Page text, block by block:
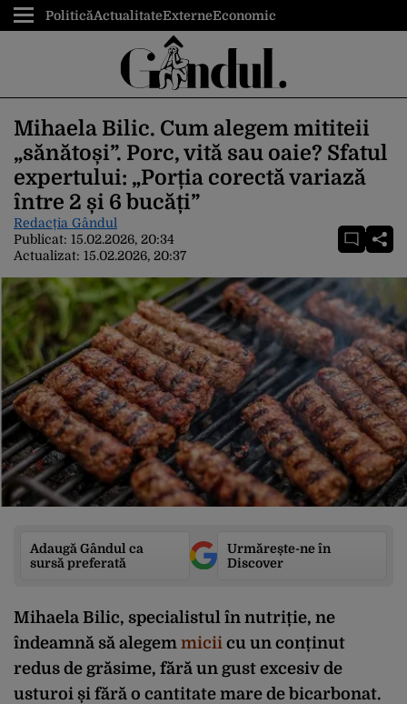
PoliticăActualitateExterneEconomic
Mihaela Bilic. Cum alegem mititeii
„sănătoși”. Porc, vită sau oaie? Sfatul
expertului: „Porția corectă variază
între 2 și 6 bucăți”
Redacția Gândul
Publicat: 15.02.2026, 20:34
Actualizat: 15.02.2026, 20:37
Adaugă Gândul ca
sursă preferată
Urmărește-ne în
Discover
Mihaela Bilic, specialistul în nutriție, ne
îndeamnă să alegem micii cu un conținut
redus de grăsime, fără un gust excesiv de
usturoi și fără o cantitate mare de bicarbonat.